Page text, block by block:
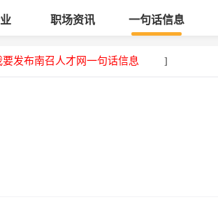
职场资讯 一句话信息
要发布南召人才网一句话信息 ]